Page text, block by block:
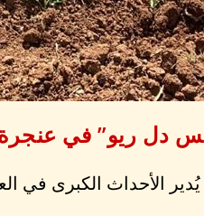
دل ريو” في
الأحداث الكبرى في